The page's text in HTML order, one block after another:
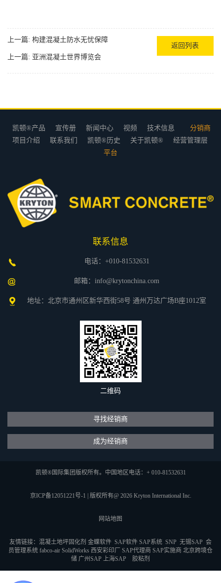
上一篇: 构建混凝土防水无忧保障
上一篇: 亚洲混凝土世界博览会
返回列表
凯顿®产品 宣传册 新闻中心 视频
技术信息
项目介绍
联系我们 凯顿®历史 关于凯顿® 经营管理层
分销商
平台
联系信息
电话：+010-81532631
邮箱：info@krytonchina.com
地址：北京市通州区新华西街58号 通州万达广场B座1012室
二维码
寻找经销商
成为经销商
凯顿®国际集团版权所有。中国地区电话：+ 010-81532631
京ICP备12051221号-1 版权所有@ 2026 Kryton International Inc.
网站地图
友情链接： 混凝土地坪固化剂 金蝶软件 SAP软件 SAP系统 SNP 无锡SAP 会
员管理系统 fabco-air SolidWorks 西安彩印厂 SAP代理商 SAP实施商 北京跨境仓
储 广州SAP 上海SAP 胶粘剂